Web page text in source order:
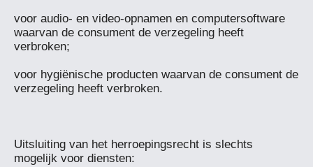
voor audio- en video-opnamen en computersoftware
waarvan de consument de verzegeling heeft
verbroken;
voor hygiënische producten waarvan de consument de
verzegeling heeft verbroken.
Uitsluiting van het herroepingsrecht is slechts
mogelijk voor diensten: